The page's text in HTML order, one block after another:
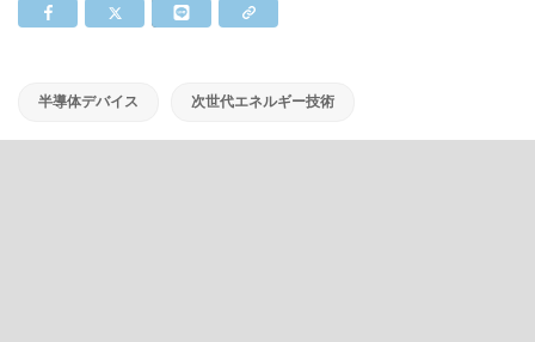
半導体デバイス 次世代エネルギー技術